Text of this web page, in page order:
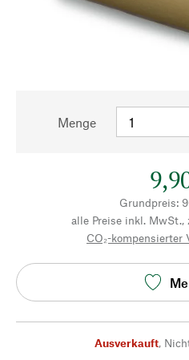
Menge
Grundpreis:
alle Preise inkl. MwSt.,
CO₂-kompensierter
Ausverkauft,